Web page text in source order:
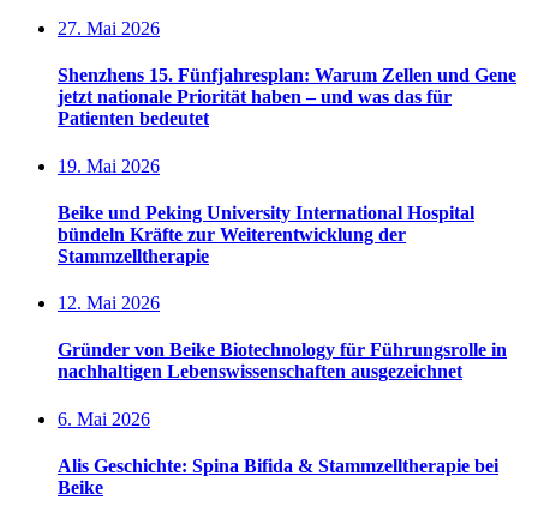
27. Mai 2026
Shenzhens 15. Fünfjahresplan: Warum Zellen und Gene
jetzt nationale Priorität haben – und was das für
Patienten bedeutet
19. Mai 2026
Beike und Peking University International Hospital
bündeln Kräfte zur Weiterentwicklung der
Stammzelltherapie
12. Mai 2026
Gründer von Beike Biotechnology für Führungsrolle in
nachhaltigen Lebenswissenschaften ausgezeichnet
6. Mai 2026
Alis Geschichte: Spina Bifida & Stammzelltherapie bei
Beike